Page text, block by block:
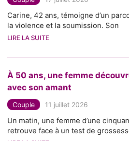
Carine, 42 ans, témoigne d’un
la violence et la soumission. Son
LIRE LA SUITE
À 50 ans, une femme
avec son amant
Couple 11 juillet 2026
Un matin, une femme d’une
retrouve face à un test de